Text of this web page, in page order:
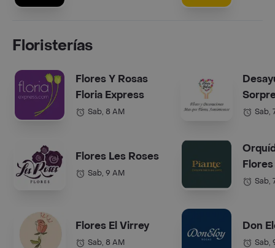
Floristerías
Flores Y Rosas
Floria Express
Sab, 8 AM
Flores Les Roses
Sab, 9 AM
Flores El Virrey
Sab, 8 AM
Sab,
Sab,
Don
Sab,